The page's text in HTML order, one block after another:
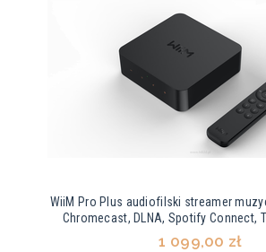
WiiM Pro Plus audiofilski streamer
Chromecast, DLNA, Spotify Connect,
1 099,00 zł